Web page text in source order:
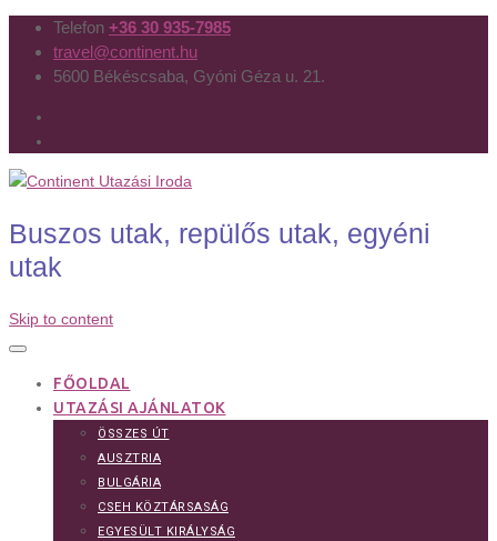
Telefon +36 30 935-7985
travel@continent.hu
5600 Békéscsaba, Gyóni Géza u. 21.
Buszos utak, repülős utak, egyéni
utak
Skip to content
FŐOLDAL
UTAZÁSI AJÁNLATOK
ÖSSZES ÚT
AUSZTRIA
BULGÁRIA
CSEH KÖZTÁRSASÁG
EGYESÜLT KIRÁLYSÁG